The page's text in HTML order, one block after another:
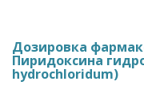
Дозировка
Пиридоксина
hydrochloridum)